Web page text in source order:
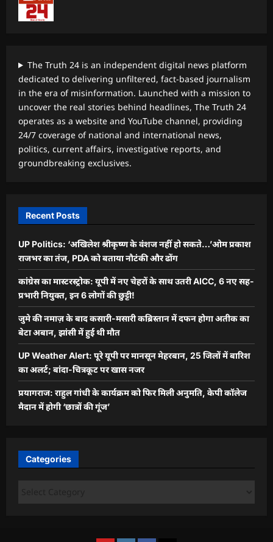
The Truth 24 is an independent digital news platform
dedicated to delivering unfiltered, fact-based journalism
in the era of misinformation. Launched with a mission to
uncover the real stories behind headlines, The Truth 24
operates as a website and YouTube channel, providing
24/7 coverage of national and international news,
politics, current affairs, investigative reports, and
groundbreaking exclusives.
Recent Posts
UP Politics: ‘अखिलेश श्रीकृष्ण के वंशज नहीं हो सकते…’ओम प्रकाश
राजभर का तंज, PDA को बताया नौटंकी और ढोंग
कांग्रेस का मास्टरस्ट्रोक: यूपी में नए चेहरों के साथ उतरी AICC, 6 नए सह-
प्रभारी नियुक्त, इन 6 लोगों की छुट्टी!
जुमे की नमाज़ के बाद कसारी-मसारी कब्रिस्तान में दफन होगा अतीक का
बेटा अबान, झांसी में हुई थी मौत
UP Weather Alert: पूरे यूपी पर मानसून मेहरबान, 25 जिलों में बारिश
का अलर्ट; बांदा-चित्रकूट पर खास नजर
प्रयागराज: राहुल गांधी के कार्यक्रम को फिर मिली अनुमति, केपी कॉलेज
मैदान में होगी ‘छात्रों की गूंज’
Categories